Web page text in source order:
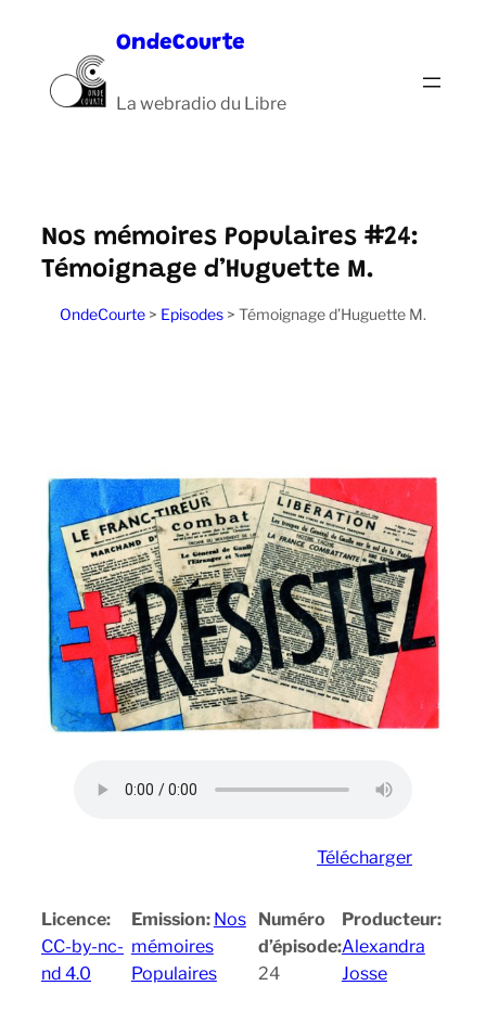
contenu
OndeCourte
La webradio du Libre
Nos mémoires Populaires #24:
Témoignage d’Huguette M.
OndeCourte > Episodes > Témoignage d’Huguette M.
Télécharger
Licence:
CC-by-nc-
nd 4.0
Emission: Nos
mémoires
Populaires
Numéro
d’épisode:
24
Producteur:
Alexandra
Josse